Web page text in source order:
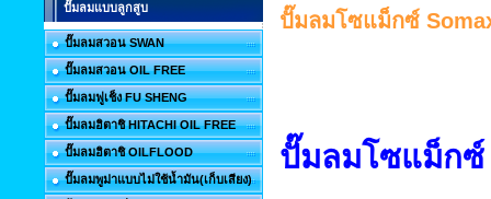
ปั๊มลมแบบลูกสูบ
ปั๊มลมสวอน SWAN
ปั๊มลมสวอน OIL FREE
ปั๊มลมฟูเช็ง FU SHENG
ปั๊มลมฮิตาชิ HITACHI OIL FREE
ปั๊มลมฮิตาชิ OILFLOOD
ปั๊มลมพูม่าแบบไม่ใช้น้ำมัน(เก็บเสียง)
ปั๊มลมโซแม็กซ์
ปั๊มลมโซแม็กซ์